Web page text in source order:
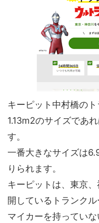
キーピット中村橋の
1.13m2のサイズであ
す。
一番大きなサイズは
りられます。
キーピットは、東京
開しているトランクル
マイカーを持ってい